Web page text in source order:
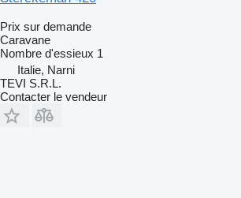
Prix sur demande
Caravane
Nombre d'essieux 1
Italie, Narni
TEVI S.R.L.
Contacter le vendeur